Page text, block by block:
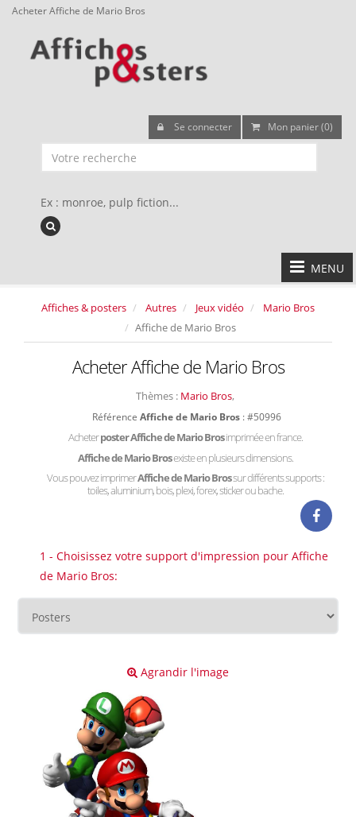
Acheter Affiche de Mario Bros
Se connecter Mon panier (0)
Ex : monroe, pulp fiction...
MENU
Affiches & posters Autres Jeux vidéo
Mario Bros
Affiche de Mario Bros
Acheter Affiche de Mario Bros
Thèmes : Mario Bros,
Référence Affiche de Mario Bros : #50996
Acheterposter Affiche de Mario Brosimprimée en france.
Affiche de Mario Brosexiste en plusieurs dimensions.
Vous pouvez imprimerAffiche de Mario Brossur différents supports :
toiles, aluminium, bois, plexi, forex, sticker ou bache.
1 - Choisissez votre support d'impression pour Affiche
de Mario Bros:
Agrandir l'image